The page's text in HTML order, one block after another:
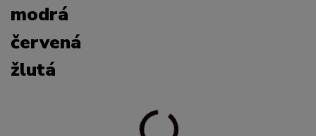
modrá
červená
žlutá